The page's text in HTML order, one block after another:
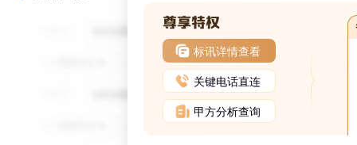
标讯详情查看
关键电话直连
甲方分析查询